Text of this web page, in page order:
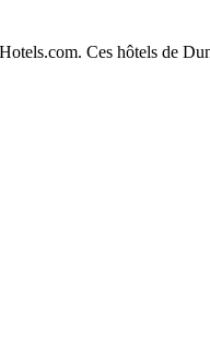
Ces hôtels de